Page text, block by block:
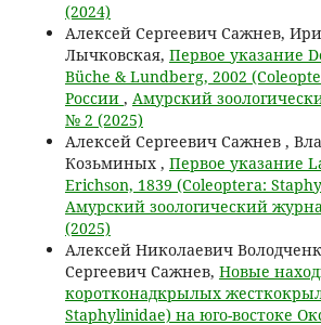
(2024)
Алексей Сергеевич Сажнев,
Лычковская, Первое указание
Büche & Lundberg, 2002
России , Амурский
№ 2 (2025)
Алексей Сергеевич Сажнев ,
Козьминых , Первое указание
Erichson, 1839 (Coleoptera:
Амурский зоологический
(2025)
Алексей Николаевич
Сергеевич Сажнев, Новые
коротконадкрылых
Staphylinidae) на юго-востоке